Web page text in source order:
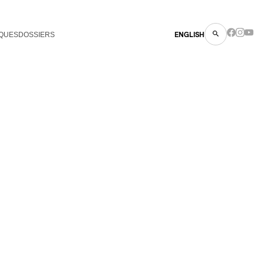
DOSSIERS ENGLISH